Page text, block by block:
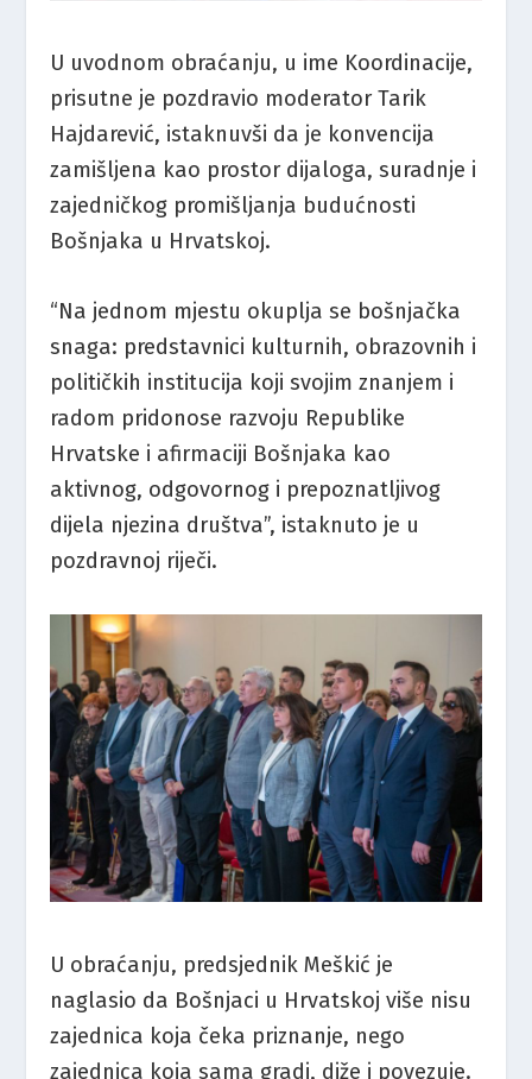
U uvodnom obraćanju, u ime Koordinacije,
prisutne je pozdravio moderator Tarik
Hajdarević, istaknuvši da je konvencija
zamišljena kao prostor dijaloga, suradnje i
zajedničkog promišljanja budućnosti
Bošnjaka u Hrvatskoj.
“Na jednom mjestu okuplja se bošnjačka
snaga: predstavnici kulturnih, obrazovnih i
političkih institucija koji svojim znanjem i
radom pridonose razvoju Republike
Hrvatske i afirmaciji Bošnjaka kao
aktivnog, odgovornog i prepoznatljivog
dijela njezina društva”, istaknuto je u
pozdravnoj riječi.
U obraćanju, predsjednik Meškić je
naglasio da Bošnjaci u Hrvatskoj više nisu
zajednica koja čeka priznanje, nego
zajednica koja sama gradi, diže i povezuje.